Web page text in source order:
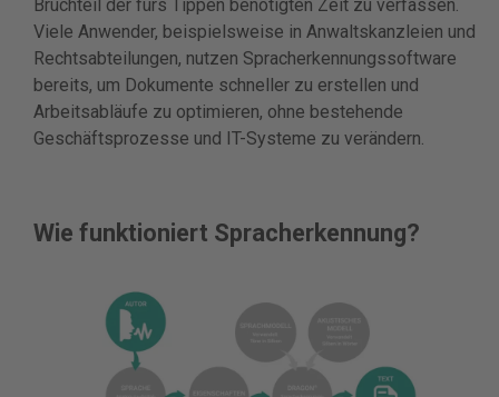
Bruchteil der fürs Tippen benötigten Zeit zu verfassen.
Viele Anwender, beispielsweise in Anwaltskanzleien und
Rechtsabteilungen, nutzen Spracherkennungssoftware
bereits, um Dokumente schneller zu erstellen und
Arbeitsabläufe zu optimieren, ohne bestehende
Geschäftsprozesse und IT-Systeme zu verändern.
Wie funktioniert Spracherkennung?